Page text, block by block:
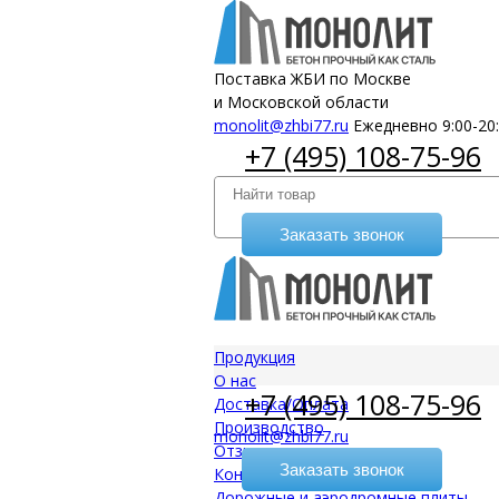
Поставка ЖБИ по Москве
и Московской области
monolit@zhbi77.ru Ежедневно 9:00-
+7 (495) 108-75-96
Заказать звонок
Продукция
О нас
Доставка/Оплата
Производство
Отзывы
Контакты
+7 (495) 108-75-96
monolit@zhbi77.ru
Заказать звонок